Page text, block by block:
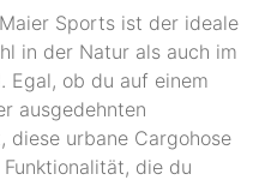
Sports ist der ideale
in der Natur als auch im
Egal, ob du auf einem
ausgedehnten
diese urbane Cargohose
die du